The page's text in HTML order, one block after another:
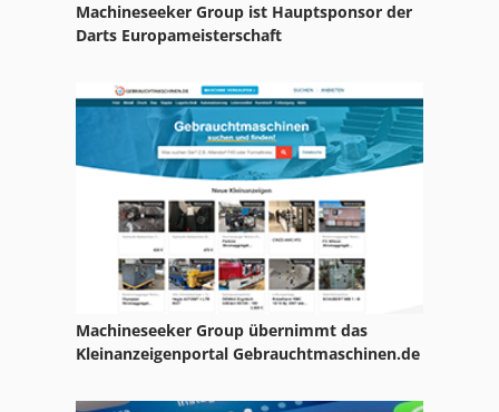
Machineseeker Group ist Hauptsponsor der
Darts Europameisterschaft
Machineseeker Group übernimmt das
Kleinanzeigenportal Gebrauchtmaschinen.de